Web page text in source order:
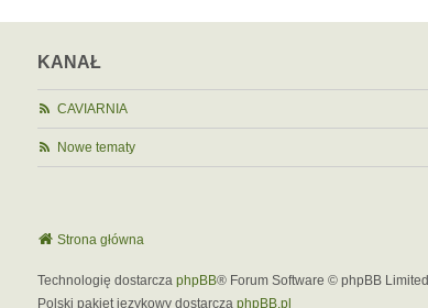
KANAŁ
CAVIARNIA
Nowe tematy
Strona główna
Technologię dostarcza phpBB® Forum Software © phpBB Limited
Polski pakiet językowy dostarcza phpBB.pl